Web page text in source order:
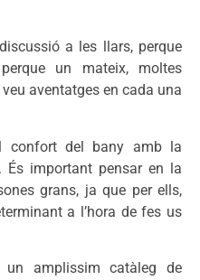
a les llars, perque
un mateix, moltes
aventatges en cada una
confort del bany amb la
important pensar en la
grans, ja que per ells,
a l’hora de fes us
amplissim catàleg de